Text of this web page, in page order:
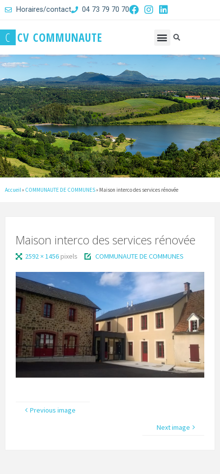
Horaires/contact 04 73 79 70 70
C CV COMMUNAUTE
Accueil » COMMUNAUTE DE COMMUNES» Maison interco des services rénovée
Maison interco des services rénovée
2592 × 1456 pixels COMMUNAUTE DE COMMUNES
Previous image
Next image